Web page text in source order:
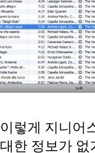
이렇게 지니어
대한 정보가 없